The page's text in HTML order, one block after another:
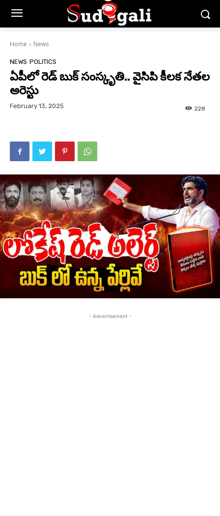
Home News
NEWS POLITICS
ఏపీలో రెడ్ బుక్ సంస్కృతి.. వైసిపి కీలక నేతల
అరెస్టు
February 13, 2025 228
- Advertisement -